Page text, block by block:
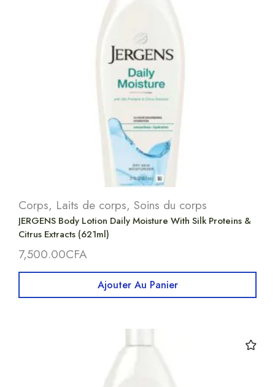
Corps, Laits de corps, Soins du corps
JERGENS Body Lotion Daily Moisture With Silk Proteins &
Citrus Extracts (621ml)
7,500.00CFA
Ajouter Au Panier